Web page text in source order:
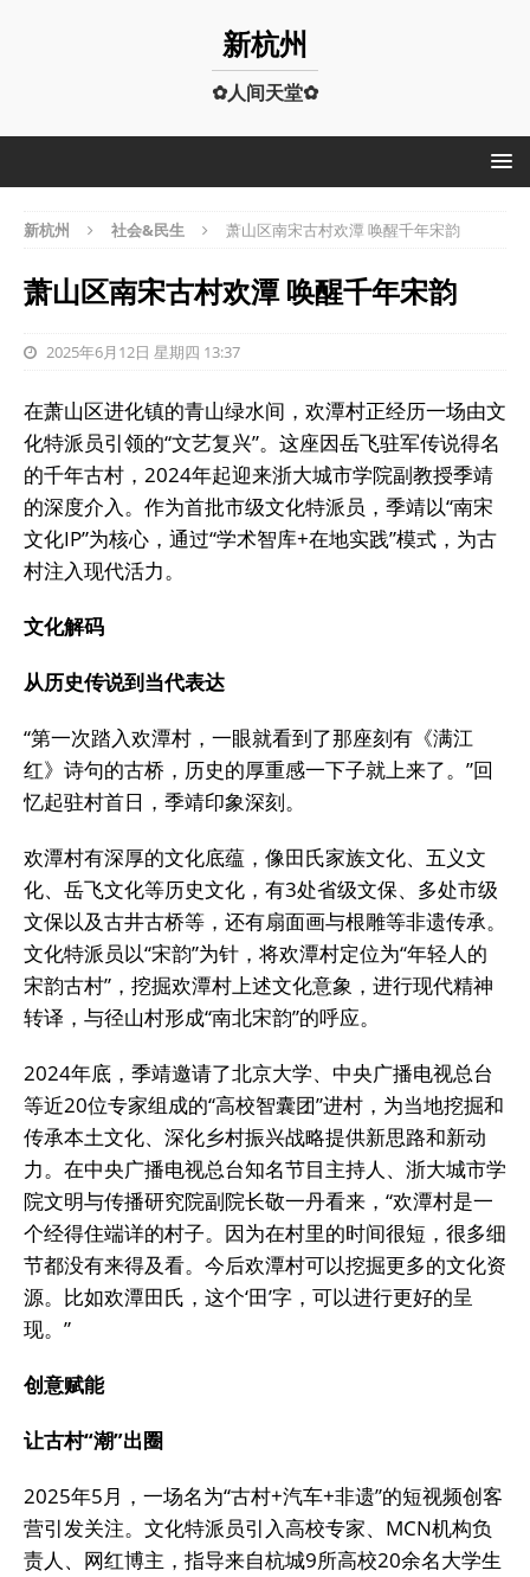
新杭州
✿人间天堂✿
新杭州 社会&民生 萧山区南宋古村欢潭 唤醒千年宋韵
萧山区南宋古村欢潭 唤醒千年宋韵
2025年6月12日 星期四 13:37
在萧山区进化镇的青山绿水间，欢潭村正经历一场由文
化特派员引领的“文艺复兴”。这座因岳飞驻军传说得名
的千年古村，2024年起迎来浙大城市学院副教授季靖
的深度介入。作为首批市级文化特派员，季靖以“南宋
文化IP”为核心，通过“学术智库+在地实践”模式，为古
村注入现代活力。
文化解码
从历史传说到当代表达
“第一次踏入欢潭村，一眼就看到了那座刻有《满江
红》诗句的古桥，历史的厚重感一下子就上来了。”回
忆起驻村首日，季靖印象深刻。
欢潭村有深厚的文化底蕴，像田氏家族文化、五义文
化、岳飞文化等历史文化，有3处省级文保、多处市级
文保以及古井古桥等，还有扇面画与根雕等非遗传承。
文化特派员以“宋韵”为针，将欢潭村定位为“年轻人的
宋韵古村”，挖掘欢潭村上述文化意象，进行现代精神
转译，与径山村形成“南北宋韵”的呼应。
2024年底，季靖邀请了北京大学、中央广播电视总台
等近20位专家组成的“高校智囊团”进村，为当地挖掘和
传承本土文化、深化乡村振兴战略提供新思路和新动
力。在中央广播电视总台知名节目主持人、浙大城市学
院文明与传播研究院副院长敬一丹看来，“欢潭村是一
个经得住端详的村子。因为在村里的时间很短，很多细
节都没有来得及看。今后欢潭村可以挖掘更多的文化资
源。比如欢潭田氏，这个‘田’字，可以进行更好的呈
现。”
创意赋能
让古村“潮”出圈
2025年5月，一场名为“古村+汽车+非遗”的短视频创客
营引发关注。文化特派员引入高校专家、MCN机构负
责人、网红博主，指导来自杭城9所高校20余名大学生